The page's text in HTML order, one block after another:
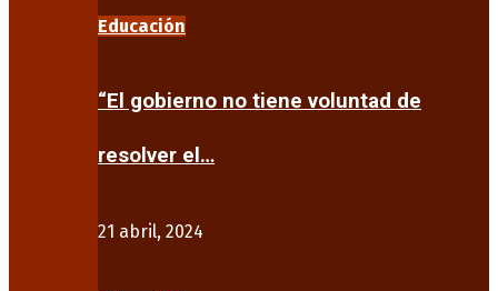
Educación
“El gobierno no tiene voluntad de
resolver el…
21 abril, 2024